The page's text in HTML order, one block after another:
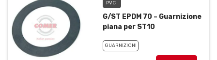
PVC
G/ST EPDM 70 – Guarnizione
piana per ST10
GUARNIZIONI